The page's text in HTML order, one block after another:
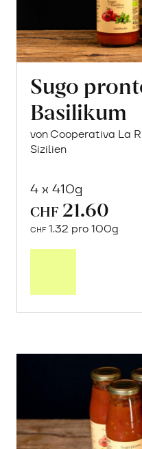
Sugo
Basilikum
von Cooperativa La
Sizilien
4 x 410g
CHF 21.60
CHF 1.32 pro 100g